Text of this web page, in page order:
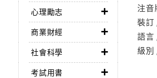
心理勵志
商業財經
社會科學
考試用書
注
裝訂
語
級